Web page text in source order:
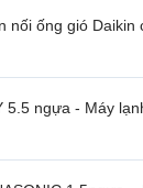
nối ống gió Daikin
5.5 ngựa - Máy